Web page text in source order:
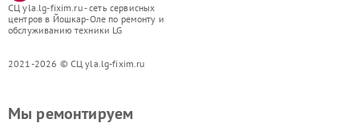
СЦ yla.lg-fixim.ru - сеть сервисных
центров в Йошкар-Оле по ремонту и
обслуживанию техники LG
2021-2026 © СЦ yla.lg-fixim.ru
Мы ремонтируем